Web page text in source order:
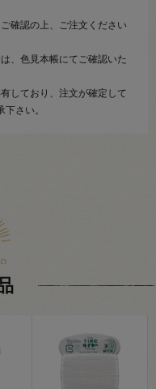
確認の上、ご注文ください
、色見本帳にてご確認いた
しており、注文が確定して
さい。